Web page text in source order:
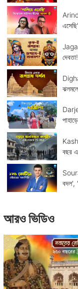
ঝলমলে
Kashmir
বছর
বদল',
আরও ভিডিও